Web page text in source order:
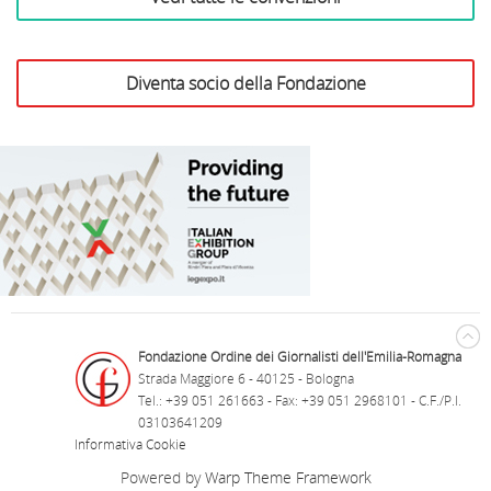
Antica Corte Pallavicina
Arteggiando
B&B Il Richiamo del Bosco
Bottega Artuso
F.lli Biagini
F.lli La Bufala
Home Cooking
INC Hotels
laFeltrinelli Librerie
Libreria Trame
Profumeria Raggi
Rari Nantes Bologna
Risi Gioielli
Ristorante Due Lune
Teatro Duse
Terme della Salvarola
Diventa socio della Fondazione
Fondazione Ordine dei Giornalisti dell'Emilia-Romagna
Strada Maggiore 6 - 40125 - Bologna
Tel.: +39 051 261663 - Fax: +39 051 2968101 - C.F./P.I.
03103641209
Informativa Cookie
Powered byWarp Theme Framework